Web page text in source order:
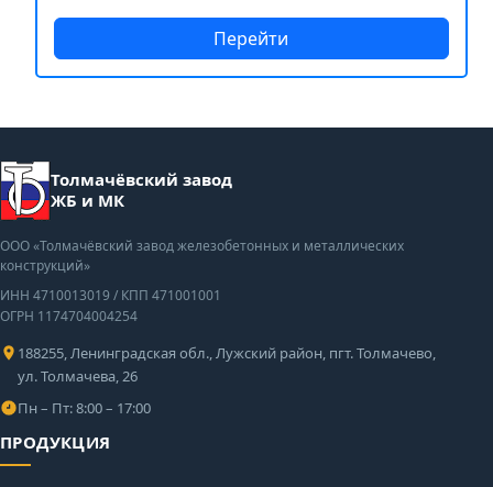
Перейти
Толмачёвский завод
ЖБ и МК
ООО «Толмачёвский завод железобетонных и металлических
конструкций»
ИНН 4710013019 / КПП 471001001
ОГРН 1174704004254
188255, Ленинградская обл., Лужский район, пгт. Толмачево,
ул. Толмачева, 26
Пн – Пт: 8:00 – 17:00
ПРОДУКЦИЯ